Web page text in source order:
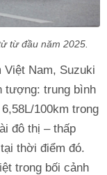
từ đầu năm 2025.
Nam, Suzuki
tượng: trung bình
100km trong
đô thị – thấp
thời điểm đó.
trong bối cảnh